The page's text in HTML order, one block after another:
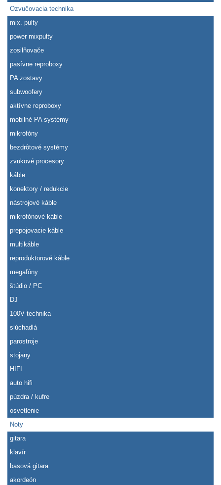
Ozvučovacia technika
mix. pulty
power mixpulty
zosilňovače
pasívne reproboxy
PA zostavy
subwoofery
aktívne reproboxy
mobilné PA systémy
mikrofóny
bezdrôtové systémy
zvukové procesory
káble
konektory / redukcie
nástrojové káble
mikrofónové káble
prepojovacie káble
multikáble
reproduktorové káble
megafóny
štúdio / PC
DJ
100V technika
slúchadlá
parostroje
stojany
HIFI
auto hifi
púzdra / kufre
osvetlenie
Noty
gitara
klavír
basová gitara
akordeón